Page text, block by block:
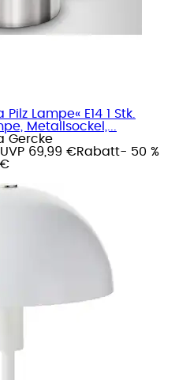
Lampe« E14 1 Stk.
Metallsockel,...
Gercke
UVP 69,99 €Rabatt- 50 %